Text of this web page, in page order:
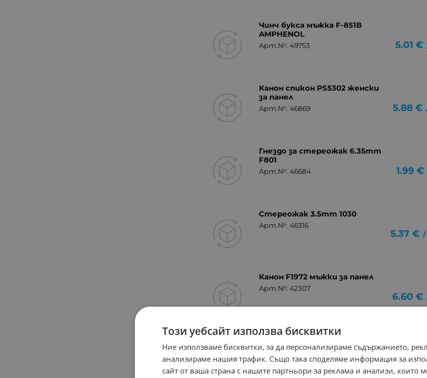
Чинч букса мъжка F-851B
AMPHENOL
Арт.№: 49753 5.01 €
Канон спикон PS5302 женски
за панел
Арт.№: 46869 5.88 €
Гнездо за стереожак 6.35mm
F801
Арт.№: 46684 1.99 €
Стереожак 3.5mm 1030
Арт.№: 46316
5.37 € /
Канон F1972 мъжки за панел
Арт.№: 42307
6.60 €
Арт.№: 42306
7.93 €
Този уебсайт използва бисквитки
Ние използваме бисквитки, за да персонализираме съдържанието,
анализираме нашия трафик. Също така споделяме информация за
сайт от ваша страна с нашите партньори за реклама и анализи, които